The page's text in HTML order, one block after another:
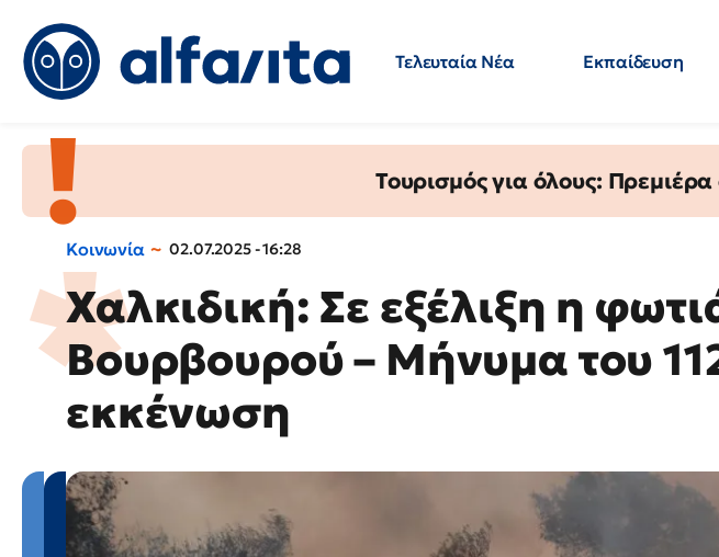
Τελευταία Νέα Εκπαίδευση
Τουρισμός για όλους:
Κοινωνία 02.07.2025 - 16:28
Χαλκιδική: Σε εξέλιξη η
Βουρβουρού – Μήνυμα του
εκκένωση